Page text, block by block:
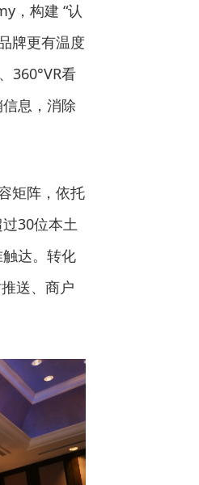
，构建 “认
牌更有温度
360°VR看
息，消除
矩阵，依托
30位本土
达。转化
送、商户